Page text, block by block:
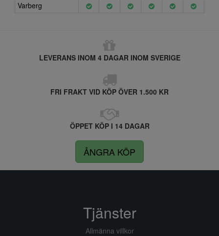
Varberg
LEVERANS INOM 4 DAGAR INOM SVERIGE
FRI FRAKT VID KÖP ÖVER 1.500 KR
ÖPPET KÖP I 14 DAGAR
ÅNGRA KÖP
Tjänster
Allmänna villkor